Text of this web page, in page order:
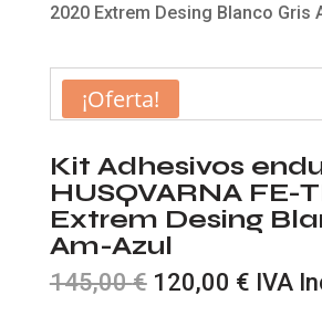
2020 Extrem Desing Blanco Gris
¡Oferta!
Kit Adhesivos
HUSQVARNA FE-
Extrem Desing
Am-Azul
145,00€ El
120,00 €ElIVA